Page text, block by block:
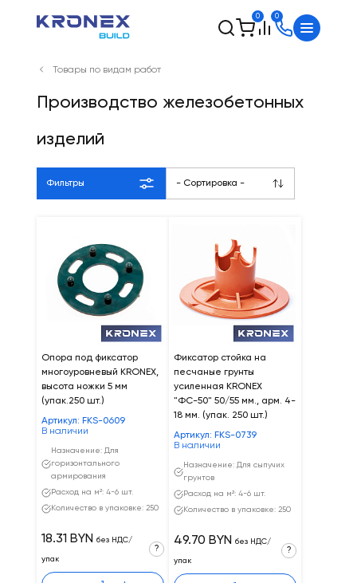
0 0
Товары по видам работ
Производство железобетонных
изделий
Фильтры - Сортировка -
Опора под фиксатор
многоуровневый KRONEX,
высота ножки 5 мм
(упак.250 шт.)
Артикул: FKS-0609
В наличии
Назначение: Для
горизонтального
армирования
Расход на м²: 4-6 шт.
Количество в упаковке: 250
18.31 BYN без НДС/
упак
?
Фиксатор стойка на
песчаные грунты
усиленная KRONEX
"ФС-50" 50/55 мм., арм. 4-
18 мм. (упак. 250 шт.)
Артикул: FKS-0739
В наличии
Назначение: Для сыпучих
грунтов
Расход на м²: 4-6 шт.
Количество в упаковке: 250
49.70 BYN без НДС/
упак
?